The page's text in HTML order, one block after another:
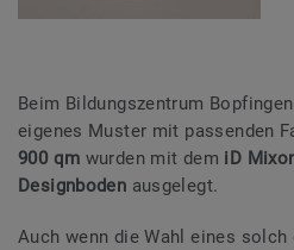
Beim Bildungszentrum
eigenes Muster mit passenden
900 qm wurden mit dem iD
Designboden ausgelegt.
Auch wenn die Wahl eines